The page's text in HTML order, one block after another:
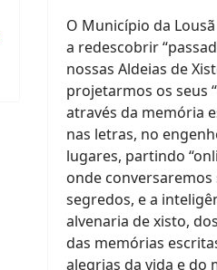
O Município da
a redescobrir
nossas Aldeias de
projetarmos os seus
através da memória
nas letras, no
lugares, partindo
onde
segredos, e a
alvenaria de xisto,
das memórias
alegrias da vida e do